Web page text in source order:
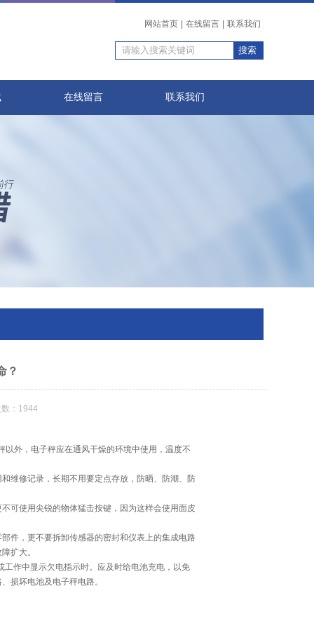
网站首页 在线留言 联系我们
在线留言 联系我们
？
：1944
外，电子秤应在通风干燥的环境中使用，温度不
维修记录，长期不用要定点存放，防晒、防潮、防
可使用尖锐的物体猛击按键，因为这样会使用面皮
件，更不要拆卸传感器的密封和仪表上的集成电路
扩大。
作中显示欠电指示时。应及时给电池充电，以免
损坏电池及电子秤电路。